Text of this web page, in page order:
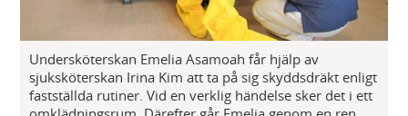
Undersköterskan Emelia Asamoah får hjälp av
sjuksköterskan Irina Kim att ta på sig skyddsdräkt enligt
fastställda rutiner. Vid en verklig händelse sker det i ett